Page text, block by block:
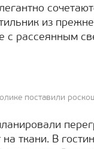
из
с рассеянным
поставили
ткани. В